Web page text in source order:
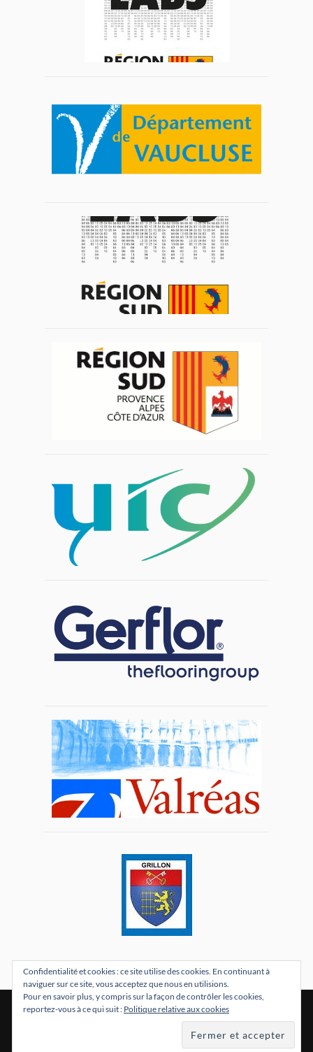
WORDPRESS & THÈME PAR
ANDERS NORÉN
Confidentialité et cookies : ce site utilise des cookies. En continuant à
naviguer sur ce site, vous acceptez que nous en utilisions.
Pour en savoir plus, y compris sur la façon de contrôler les cookies,
reportez-vous à ce qui suit : Politique relative aux cookies